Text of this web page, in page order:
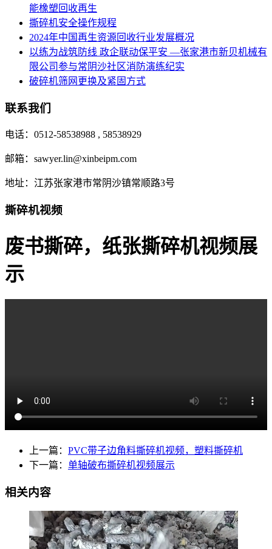
能橡塑回收再生
撕碎机安全操作规程
2024年中国再生资源回收行业发展概况
以练为战筑防线 政企联动保平安 —张家港市新贝机械有
限公司参与常阴沙社区消防演练纪实
破碎机筛网更换及紧固方式
联系我们
电话：0512-58538988 , 58538929
邮箱：sawyer.lin@xinbeipm.com
地址：江苏张家港市常阴沙镇常顺路3号
撕碎机视频
废书撕碎，纸张撕碎机视频展
示
上一篇： PVC带子边角料撕碎机视频，塑料撕碎机
下一篇： 单轴破布撕碎机视频展示
相关内容